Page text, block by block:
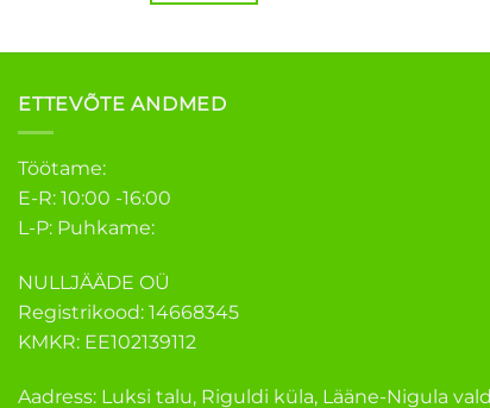
ETTEVÕTE ANDMED
Töötame:
E-R: 10:00 -16:00
L-P: Puhkame:
NULLJÄÄDE OÜ
Registrikood: 14668345
KMKR: EE102139112
Aadress: Luksi talu, Riguldi küla, Lääne-Nigula vald